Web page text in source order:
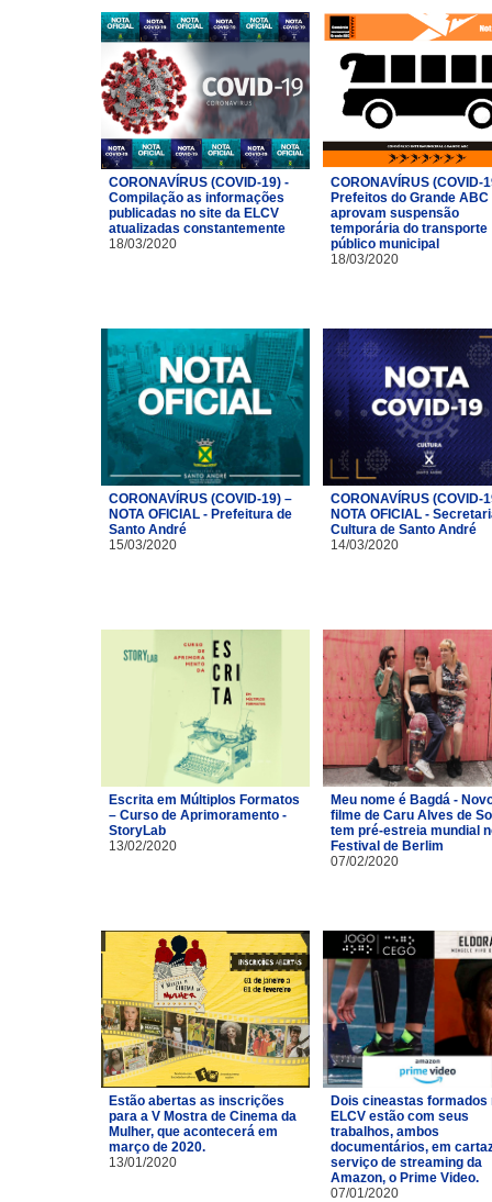
CORONAVÍRUS (COVID-19) -
Compilação as informações
publicadas no site da ELCV
atualizadas constantemente
18/03/2020
CORONAVÍRUS (COVID-
Prefeitos do Grande ABC
aprovam suspensão
temporária do transporte
público municipal
18/03/2020
CORONAVÍRUS (COVID-19) –
NOTA OFICIAL - Prefeitura de
Santo André
15/03/2020
CORONAVÍRUS (COVID-
NOTA OFICIAL -
Cultura de Santo André
14/03/2020
Escrita em Múltiplos Formatos
– Curso de Aprimoramento -
StoryLab
13/02/2020
Meu nome é Bagdá -
filme de Caru Alves de
tem pré-estreia mundial
Festival de Berlim
07/02/2020
Estão abertas as inscrições
para a V Mostra de Cinema da
Mulher, que acontecerá em
março de 2020.
13/01/2020
Dois cineastas formados
ELCV estão com seus
trabalhos, ambos
documentários, em
serviço de streaming da
Amazon, o Prime Video.
07/01/2020